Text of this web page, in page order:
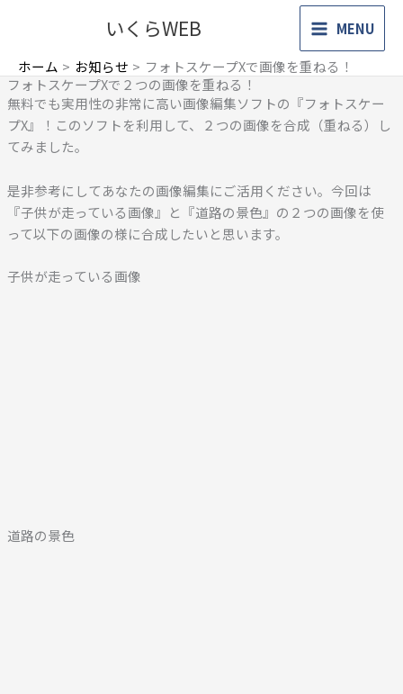
ス
キ
ッ
プ
いくらWEB
MENU
ホーム
お知らせ
フォトスケープXで画像を重ねる！
フォトスケープXで２つの画像を重ねる！
無料でも実用性の非常に高い画像編集ソフトの『フォトスケー
プX』！このソフトを利用して、２つの画像を合成（重ねる）し
てみました。
是非参考にしてあなたの画像編集にご活用ください。 今回は
『子供が走っている画像』と『道路の景色』の２つの画像を使
って以下の画像の様に合成したいと思います。
子供が走っている画像
道路の景色